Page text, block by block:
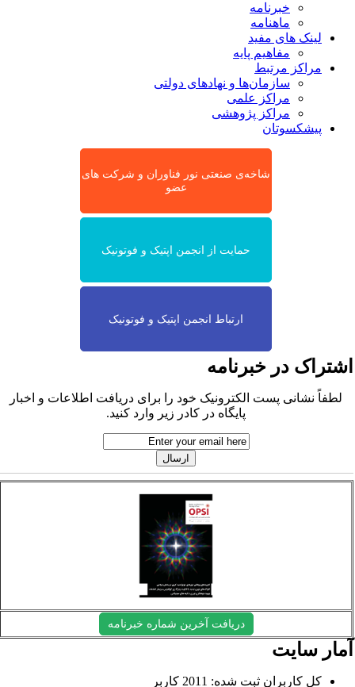
خبرنامه
ماهنامه
لینک های مفید
مفاهیم پایه
مراکز مرتبط
سازمان‌ها و نهادهای دولتی
مراکز علمی
مراکز پژوهشی
پیشکسوتان
شاخه‌ی صنعتی نور فناوران و شرکت های
عضو
حمایت از انجمن اپتیک و فوتونیک
ارتباط انجمن اپتیک و فوتونیک
در خبرنامه
لطفاً نشانی پست الکترونیک خود را برای دریافت اطلاعات و اخبار
پایگاه در کادر زیر وارد کنید.
دریافت آخرین شماره خبرنامه
سایت
کل کاربران ثبت شده: 2011 کاربر